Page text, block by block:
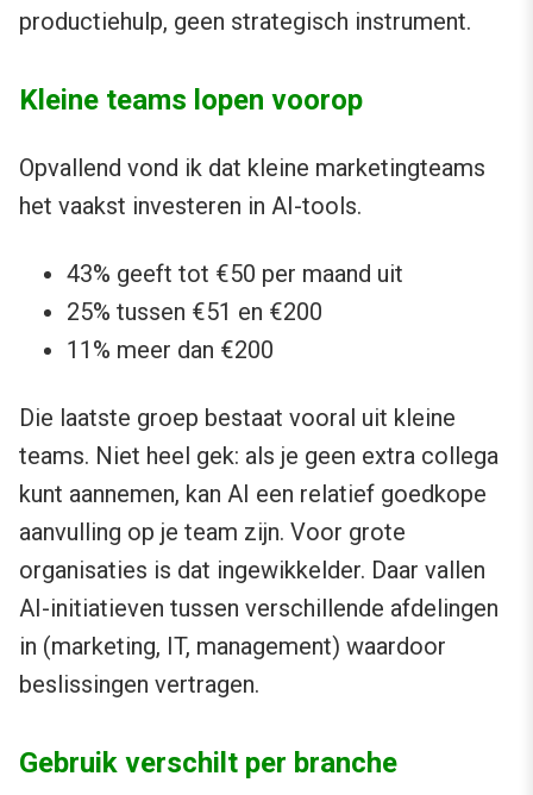
productiehulp, geen strategisch instrument.
Kleine teams lopen voorop
Opvallend vond ik dat kleine marketingteams
het vaakst investeren in AI-tools.
43% geeft tot €50 per maand uit
25% tussen €51 en €200
11% meer dan €200
Die laatste groep bestaat vooral uit kleine
teams. Niet heel gek: als je geen extra collega
kunt aannemen, kan AI een relatief goedkope
aanvulling op je team zijn. Voor grote
organisaties is dat ingewikkelder. Daar vallen
AI-initiatieven tussen verschillende afdelingen
in (marketing, IT, management) waardoor
beslissingen vertragen.
Gebruik verschilt per branche